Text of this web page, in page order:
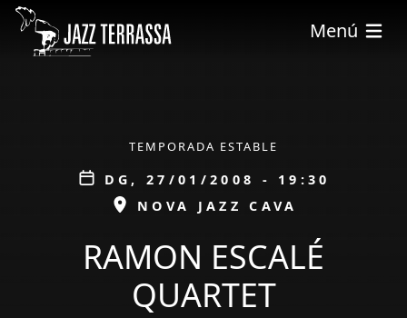
Vés al contingut
Menú
TEMPORADA ESTABLE
Data
DG, 27/01/2008 - 19:30
ESPAI
NOVA JAZZ CAVA
RAMON ESCALÉ
QUARTET